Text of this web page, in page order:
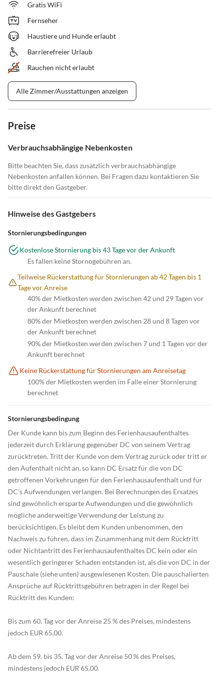
Gratis WiFi
Fernseher
Haustiere und Hunde erlaubt
Barrierefreier Urlaub
Rauchen nicht erlaubt
Alle Zimmer/Ausstattungen anzeigen
Preise
Verbrauchsabhängige Nebenkosten
Bitte beachten Sie, dass zusätzlich verbrauchsabhängige
Nebenkosten anfallen können. Bei Fragen dazu kontaktieren Sie
bitte direkt den Gastgeber.
Hinweise des Gastgebers
Stornierungsbedingungen
Kostenlose Stornierung bis 43 Tage vor der Ankunft
Es fallen keine Stornogebühren an.
Teilweise Rückerstattung für Stornierungen ab 42 Tagen bis 1
Tage vor Anreise
40% der Mietkosten werden zwischen 42 und 29 Tagen vor
der Ankunft berechnet
80% der Mietkosten werden zwischen 28 und 8 Tagen vor
der Ankunft berechnet
90% der Mietkosten werden zwischen 7 und 1 Tagen vor der
Ankunft berechnet
Keine Rückerstattung für Stornierungen am Anreisetag
100% der Mietkosten werden im Falle einer Stornierung
berechnet
Stornierungsbedingung
Der Kunde kann bis zum Beginn des Ferienhausaufenthaltes
jederzeit durch Erklärung gegenüber DC von seinem Vertrag
zurücktreten. Tritt der Kunde von dem Vertrag zurück oder tritt er
den Aufenthalt nicht an, so kann DC Ersatz für die von DC
getroffenen Vorkehrungen für den Ferienhausaufenthalt und für
DC’s Aufwendungen verlangen. Bei Berechnungen des Ersatzes
sind gewöhnlich ersparte Aufwendungen und die gewöhnlich
mögliche anderweitige Verwendung der Leistung zu
berücksichtigen. Es bleibt dem Kunden unbenommen, den
Nachweis zu führen, dass im Zusammenhang mit dem Rücktritt
oder Nichtantritt des Ferienhausaufenthaltes DC kein oder ein
wesentlich geringerer Schaden entstanden ist, als die von DC in der
Pauschale (siehe unten) ausgewiesenen Kosten. Die pauschalierten
Ansprüche auf Rücktrittsgebühren betragen in der Regel bei
Rücktritt des Kunden:
Bis zum 60. Tag vor der Anreise 25 % des Preises, mindestens
jedoch EUR 65,00.
Ab dem 59. bis 35. Tag vor der Anreise 50 % des Preises,
mindestens jedoch EUR 65,00.